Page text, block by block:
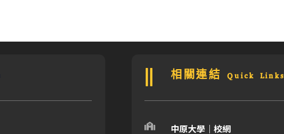
相關連結 Quick Links
中原大學｜校網